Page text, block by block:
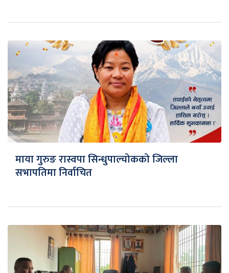
माया गुरुङ रास्वपा सिन्धुपाल्चोकको जिल्ला
सभापतिमा निर्वाचित